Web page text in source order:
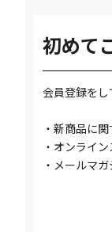
初めて
会員登録を
・新商品に
・オンライ
・メールマ